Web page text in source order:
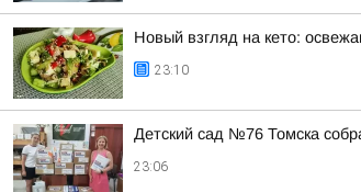
Новый взгляд на кето:
23:10
Детский сад №76 Томска
23:06